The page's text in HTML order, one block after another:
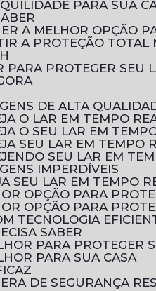
PARA SUA
A MELHOR OPÇÃO
A PROTEÇÃO TOTAL
PARA PROTEGER SEU
DE ALTA
O LAR EM TEMPO
O SEU LAR EM
SEU LAR EM TEMPO
SEU LAR EM
IMPERDÍVEIS
SEU LAR EM TEMPO
OPÇÃO PARA
OPÇÃO PARA
TECNOLOGIA
SABER
PARA PROTEGER
PARA SUA CASA
DE SEGURANÇA